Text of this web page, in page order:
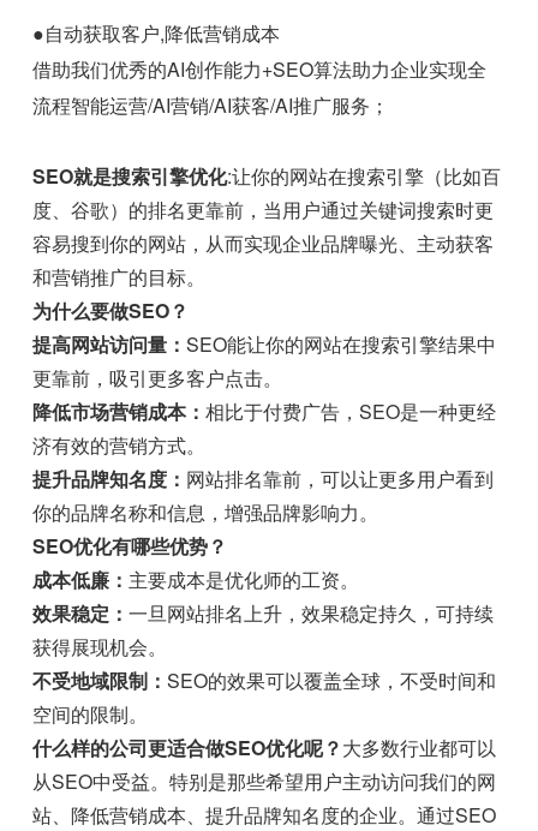
●自动获取客户,降低营销成本
借助我们优秀的AI创作能力+SEO算法助力企业实现全
流程智能运营/AI营销/AI获客/AI推广服务；
SEO就是搜索引擎优化:让你的网站在搜索引擎（比如百
度、谷歌）的排名更靠前，当用户通过关键词搜索时更
容易搜到你的网站，从而实现企业品牌曝光、主动获客
和营销推广的目标。
为什么要做SEO？
提高网站访问量：SEO能让你的网站在搜索引擎结果中
更靠前，吸引更多客户点击。
降低市场营销成本：相比于付费广告，SEO是一种更经
济有效的营销方式。
提升品牌知名度： 网站排名靠前，可以让更多用户看到
你的品牌名称和信息，增强品牌影响力。
SEO优化有哪些优势？
成本低廉： 主要成本是优化师的工资。
效果稳定：一旦网站排名上升，效果稳定持久，可持续
获得展现机会。
不受地域限制：SEO的效果可以覆盖全球，不受时间和
空间的限制。
什么样的公司更适合做SEO优化呢？大多数行业都可以
从SEO中受益。特别是那些希望用户主动访问我们的网
站、降低营销成本、提升品牌知名度的企业。通过SEO